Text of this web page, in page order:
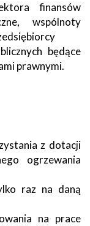
finansów
wspólnoty
będące
prawnymi.
z dotacji
ogrzewania
raz na daną
na prace